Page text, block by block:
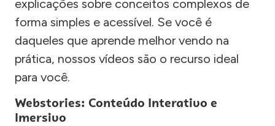
explicações sobre conceitos complexos de
forma simples e acessível. Se você é
daqueles que aprende melhor vendo na
prática, nossos vídeos são o recurso ideal
para você.
Webstories: Conteúdo Interativo e
Imersivo